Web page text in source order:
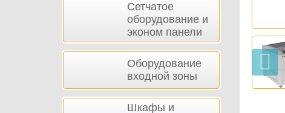
Сетчатое
оборудование и
эконом панели
Оборудование
входной зоны
Шкафы и